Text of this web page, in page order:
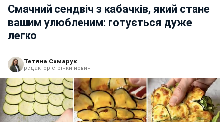
Смачний сендвіч з кабачків, який стане
вашим улюбленим: готується дуже
легко
Тетяна Самарук
редактор стрічки новин